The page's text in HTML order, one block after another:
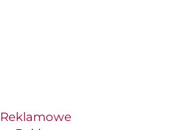
Reklamowe